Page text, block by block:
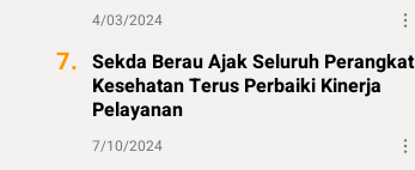
4/03/2024
7. Sekda Berau Ajak Seluruh Perangkat
Kesehatan Terus Perbaiki Kinerja
Pelayanan
7/10/2024